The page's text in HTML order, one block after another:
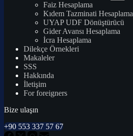
Faiz Hesaplama
Kıdem Tazminati Hesaplama
UYAP UDF Dönüştürücü
Gider Avansı Hesaplama
İcra Hesaplama
Dilekçe Örnekleri
Makaleler
SSS
Hakkında
İletişim
For foreigners
Bize ulaşın
+90 553 337 57 67